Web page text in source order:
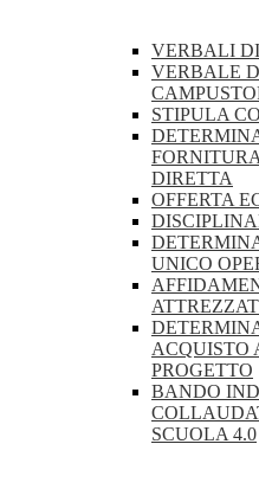
VERBALI
VERBALE
STIPULA
DIRETTA
OFFERTA
UNICO
ACQUISTO
PROGETTO
BANDO
SCUOLA 4.0